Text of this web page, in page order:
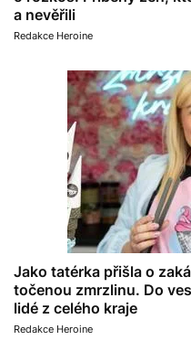
a nevěřili
Redakce Heroine
Jako tatérka přišla o
točenou zmrzlinu. Do
lidé z celého kraje
Redakce Heroine